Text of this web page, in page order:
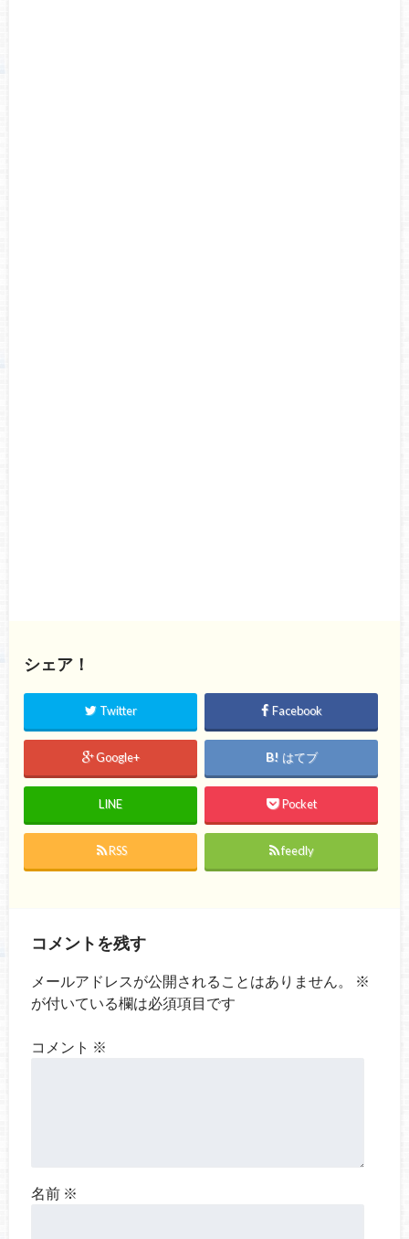
シェア！
Twitter Facebook
Google+ はてブ
LINE Pocket
RSS feedly
コメントを残す
メールアドレスが公開されることはありません。
※
が付いている欄は必須項目です
コメント ※
名前 ※